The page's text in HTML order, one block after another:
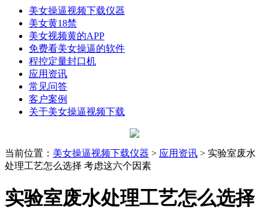
美女操逼视频下载仪器
美女黄18禁
美女视频黄的APP
免费看美女操逼的软件
程控定量封口机
应用资讯
常见问答
客户案例
关于美女操逼视频下载
当前位置 ： 美女操逼视频下载仪器 > 应用资讯 > 实验室废水
处理工艺怎么选择 考虑这六个因素
实验室废水处理工艺怎么选择